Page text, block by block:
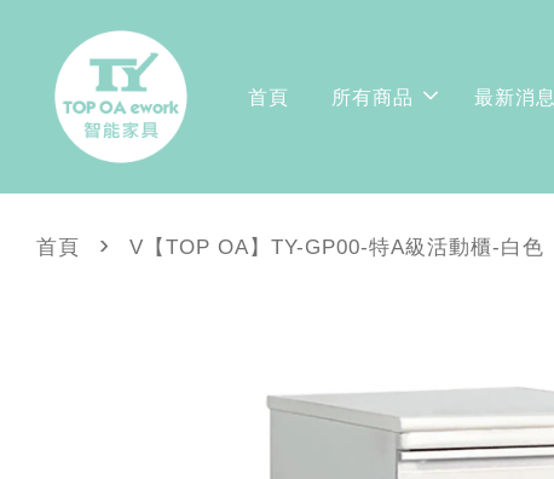
首頁 所有商品 最新消息
首頁 › V【TOP OA】TY-GP00-特A級活動櫃-白色